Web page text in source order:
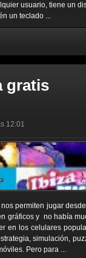
usuario, tiene un
un teclado ...
gratis
12:01
permiten jugar
gráficos y no había
en los celulares
simulación,
Pero para ...